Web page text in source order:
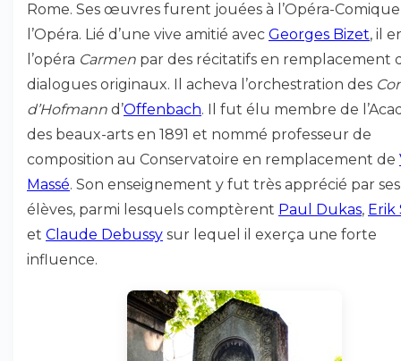
Rome. Ses œuvres furent jouées à l’Opéra-
l’Opéra. Lié d’une vive amitié avec Georges Bizet, il
l’opéra Carmen par des récitatifs en remplacement
dialogues originaux. Il acheva l’orchestration des
d’Hofmann d’Offenbach. Il fut élu membre de
des beaux-arts en 1891 et nommé professeur de
composition au Conservatoire en remplacement de
Massé. Son enseignement y fut très apprécié par ses
élèves, parmi lesquels comptèrent Paul Dukas, Erik
et Claude Debussy sur lequel il exerça une forte
influence.